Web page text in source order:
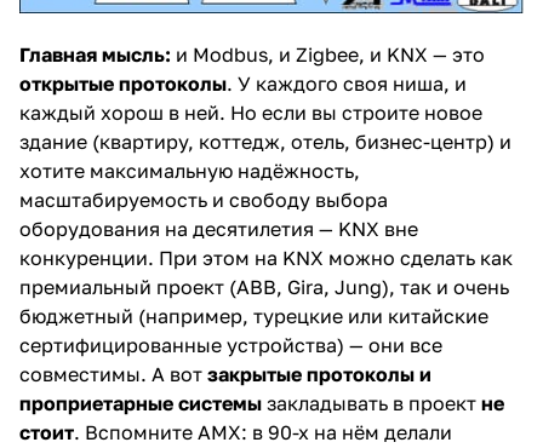
Главная мысль: и Modbus, и Zigbee, и KNX — это
открытые протоколы. У каждого своя ниша, и
каждый хорош в ней. Но если вы строите новое
здание (квартиру, коттедж, отель, бизнес-центр) и
хотите максимальную надёжность,
масштабируемость и свободу выбора
оборудования на десятилетия — KNX вне
конкуренции. При этом на KNX можно сделать как
премиальный проект (ABB, Gira, Jung), так и очень
бюджетный (например, турецкие или китайские
сертифицированные устройства) — они все
совместимы. А вот закрытые протоколы и
проприетарные системы закладывать в проект не
стоит. Вспомните AMX: в 90-х на нём делали